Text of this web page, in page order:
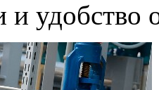
и удобство